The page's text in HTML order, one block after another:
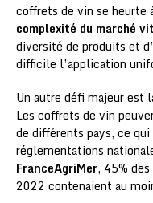
coffrets de vin se heurte
complexité du marché
diversité de produits et
difficile l’application
Un autre défi majeur est
Les coffrets de vin
de différents pays, ce
réglementations
FranceAgriMer, 45%
2022 contenaient au